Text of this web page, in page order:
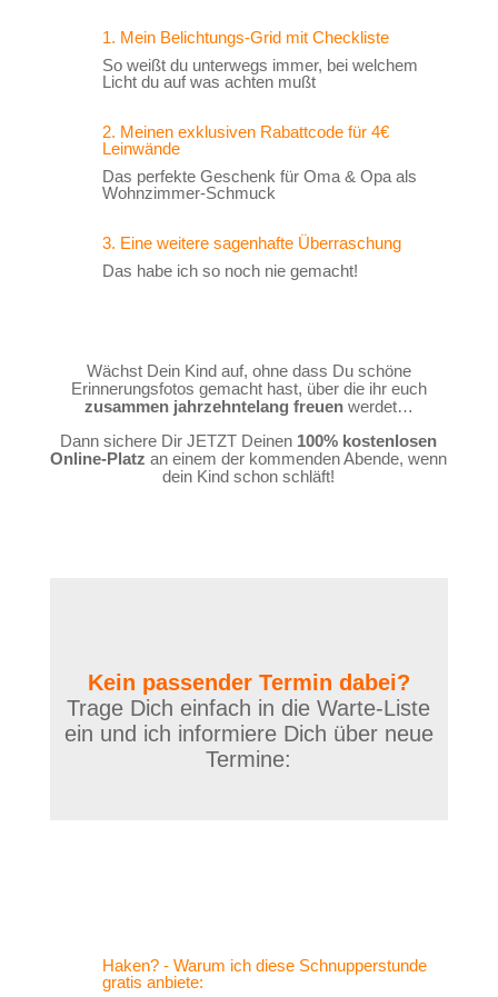
1. Mein Belichtungs-Grid mit Checkliste
So weißt du unterwegs immer, bei welchem
Licht du auf was achten mußt
2. Meinen exklusiven Rabattcode für 4€
Leinwände
Das perfekte Geschenk für Oma & Opa als
Wohnzimmer-Schmuck
3. Eine weitere sagenhafte Überraschung
Das habe ich so noch nie gemacht!
Wächst Dein Kind auf, ohne dass Du schöne
Erinnerungsfotos gemacht hast, über die ihr euch
zusammen jahrzehntelang freuenwerdet…
Dann sichere Dir JETZT Deinen 100% kostenlosen
Online-Platz an einem der kommenden Abende, wenn
dein Kind schon schläft!
Kein passender Termin dabei?
Trage Dich einfach in die Warte-Liste
ein und ich informiere Dich über neue
Termine:
Haken? - Warum ich diese Schnupperstunde
gratis anbiete: